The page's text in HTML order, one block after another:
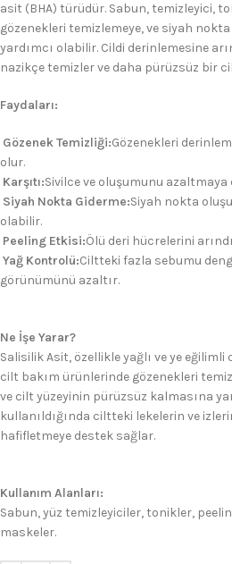
asit (BHA) türüdür. Sabun, temizleyici,
gözenekleri temizlemeye, ve siyah
yardımcı olabilir. Cildi derinlemesine
nazikçe temizler ve daha pürüzsüz bir
Faydaları:
Gözenek Temizliği:Gözenekleri
olur.
Karşıtı:Sivilce ve oluşumunu
Siyah Nokta Giderme:Siyah nokta
olabilir.
Peeling Etkisi:Ölü deri hücrelerini
Yağ Kontrolü:Ciltteki fazla sebumu
görünümünü azaltır.
Ne İşe Yarar?
Salisilik Asit, özellikle yağlı ve ye
cilt bakım ürünlerinde gözenekleri
ve cilt yüzeyinin pürüzsüz kalmasına
kullanıldığında ciltteki lekelerin ve
hafifletmeye destek sağlar.
Kullanım Alanları:
Sabun, yüz temizleyiciler, tonikler,
maskeler.